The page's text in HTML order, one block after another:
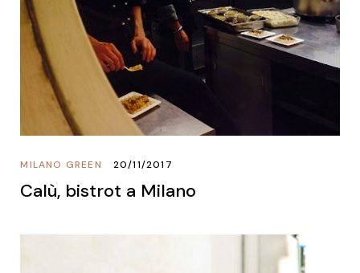
MILANO GREEN 20/11/2017
Calù, bistrot a Milano